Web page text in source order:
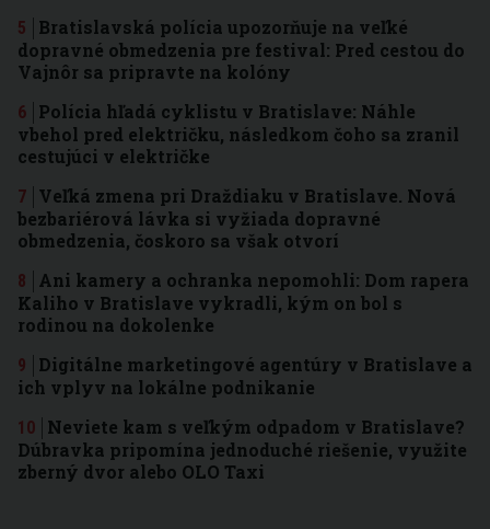
Bratislavská polícia upozorňuje na veľké
dopravné obmedzenia pre festival: Pred cestou do
Vajnôr sa pripravte na kolóny
Polícia hľadá cyklistu v Bratislave: Náhle
vbehol pred električku, následkom čoho sa zranil
cestujúci v električke
Veľká zmena pri Draždiaku v Bratislave. Nová
bezbariérová lávka si vyžiada dopravné
obmedzenia, čoskoro sa však otvorí
Ani kamery a ochranka nepomohli: Dom rapera
Kaliho v Bratislave vykradli, kým on bol s
rodinou na dokolenke
Digitálne marketingové agentúry v Bratislave a
ich vplyv na lokálne podnikanie
Neviete kam s veľkým odpadom v Bratislave?
Dúbravka pripomína jednoduché riešenie, využite
zberný dvor alebo OLO Taxi